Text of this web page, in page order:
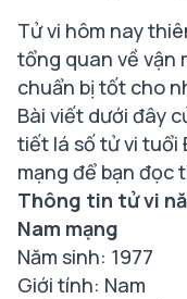
Tử vi hôm nay
tổng quan về vận
chuẩn bị tốt cho
Bài viết dưới đây
tiết lá số tử vi tuổi
mạng để bạn đọc
Thông tin tử vi
Nam mạng
Năm sinh: 1977
Giới tính: Nam